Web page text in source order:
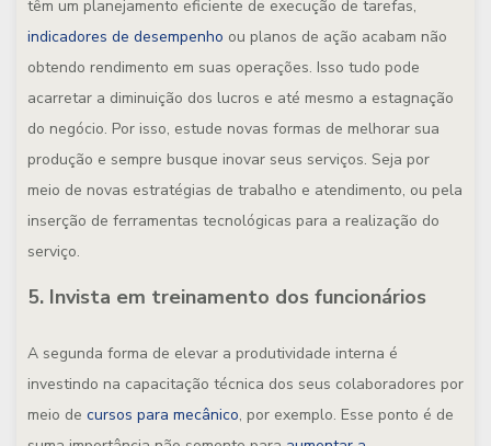
têm um planejamento eficiente de execução de tarefas,
indicadores de desempenho ou planos de ação acabam não
obtendo rendimento em suas operações. Isso tudo pode
acarretar a diminuição dos lucros e até mesmo a estagnação
do negócio. Por isso, estude novas formas de melhorar sua
produção e sempre busque inovar seus serviços. Seja por
meio de novas estratégias de trabalho e atendimento, ou pela
inserção de ferramentas tecnológicas para a realização do
serviço.
5. Invista em treinamento dos funcionários
A segunda forma de elevar a produtividade interna é
investindo na capacitação técnica dos seus colaboradores por
meio de cursos para mecânico, por exemplo. Esse ponto é de